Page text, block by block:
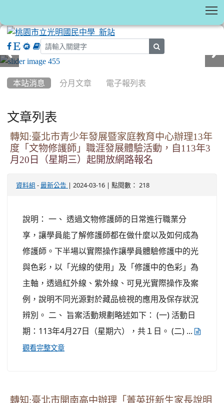
本站消息 分月文章 電子報列表
文章列表
轉知:臺北市青少年發展暨家庭教育中心辦理13年
度「文物修護師」職涯發展體驗活動，自113年3
月20日（星期三）起開放網路報名
資料組 - 最新公告 | 2024-03-16 | 點閱數： 218
說明： 一、 透過文物修護師的日常進行職業分
享，讓學員能了解修護師都在做什麼以及如何成為
修護師。下半場以實際操作讓學員體驗修護中的光
與色彩，以「光線的使用」及「修護中的色彩」為
主軸，透過紅外線、紫外線、可見光實際操作及案
例，說明不同光源對於藏品檢視的應用及保存狀況
辨別。 二、 旨案活動規劃略述如下： (一) 活動日
期：113年4月27日（星期六），共１日。 (二) ...
觀看完整文章
轉知:臺北市開南高中辦理「菁英班新生家長說明